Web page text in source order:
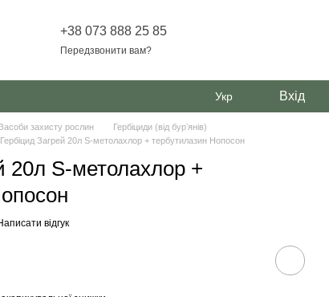
+38 073 888 25 85
Передзвонити вам?
Укр Вхід
захисту рослин
Гербіциди (від бурʼянів)
Гербіцид Загрей 20л S-метолахлор + тербутилазин Нопосон
20л S-метолахлор +
відгук